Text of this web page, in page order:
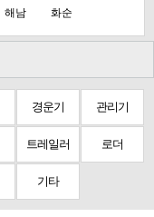
해남 화순
경운기 관리기
트레일러 로더
기타